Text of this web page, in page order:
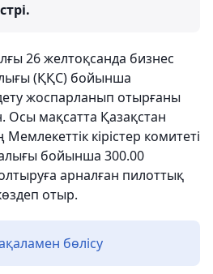
26 желтоқсанда бизнес
(ҚҚС) бойынша
жоспарланып отырғаны
Осы мақсатта Қазақстан
кірістер комитеті
бойынша 300.00
арналған пилоттық
отыр.
бөлісу